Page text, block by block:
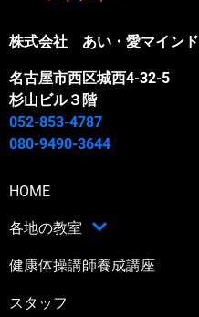
株式会社 あい・愛マインド
名古屋市西区城西4-32-5
杉山ビル３階
052-853-4787
080-9490-3644
HOME
各地の教室
健康体操講師養成講座
スタッフ